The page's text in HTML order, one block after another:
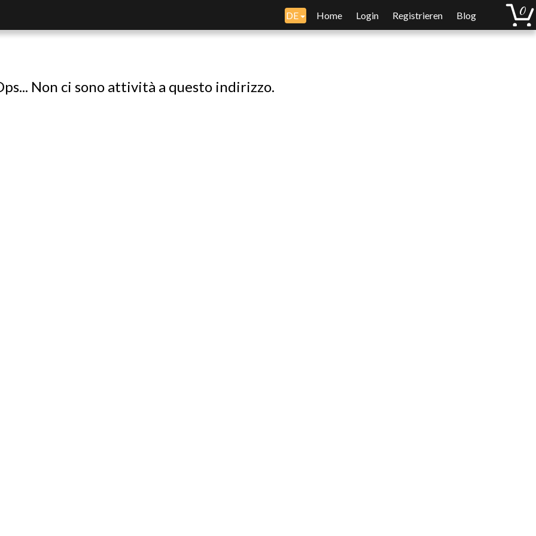
DE Home Login Registrieren Blog
Non ci sono attività a questo indirizzo.